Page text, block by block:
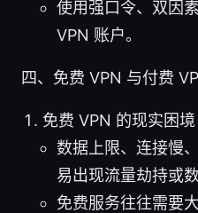
使用强口令、双因
VPN 账户。
四、免费 VPN 与付费
免费 VPN 的现实困境
数据上限、连接慢
易出现流量劫持或
免费服务往往需要